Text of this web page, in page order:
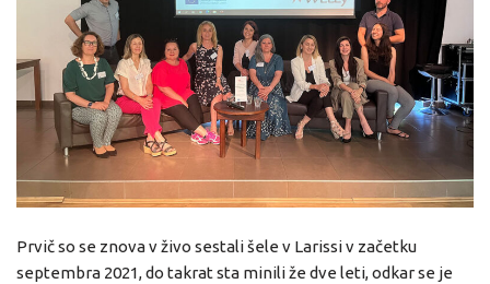
Prvič so se znova v živo sestali šele v Larissi v začetku
septembra 2021, do takrat sta minili že dve leti, odkar se je